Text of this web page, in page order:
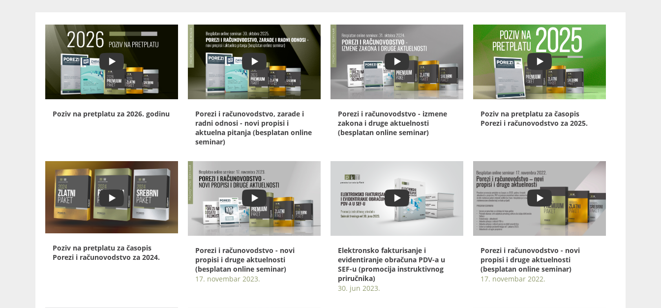
Poziv na pretplatu za 2026. godinu
Porezi i računovodstvo, zarade i
radni odnosi - novi propisi i
aktuelna pitanja (besplatan online
seminar)
Porezi i računovodstvo - izmene
zakona i druge aktuelnosti
(besplatan online seminar)
Poziv na pretplatu za časopis
Porezi i računovodstvo za 2025.
Poziv na pretplatu za časopis
Porezi i računovodstvo za 2024.
Porezi i računovodstvo - novi
propisi i druge aktuelnosti
(besplatan online seminar)
17. novembar 2023.
Elektronsko fakturisanje i
evidentiranje obračuna PDV-a u
SEF-u (promocija instruktivnog
priručnika)
30. jun 2023.
Porezi i računovodstvo - novi
propisi i druge aktuelnosti
(besplatan online seminar)
17. novembar 2022.